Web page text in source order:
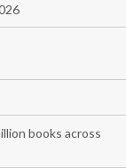
books across